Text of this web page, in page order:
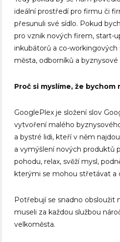
ideální prostředí pro firmu či
přesunuli své sídlo. Pokud
pro vznik nových firem, start-
inkubátorů a co-workingových
města, odborníků a byznysové
Proč si myslíme, že bychom
GooglePlex je složení slov
vytvoření malého
a bystré lidi, kteří v něm
a vymýšlení nových produktů
pohodu, relax, svěží mysl,
kterými se mohou střetávat a
Potřebují se snadno obsloužit
museli za každou službou
velkoměsta.